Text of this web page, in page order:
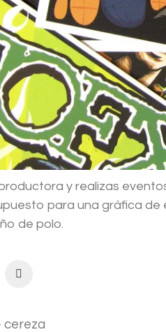
y realizas
para una gráfica de
de polo.
cereza